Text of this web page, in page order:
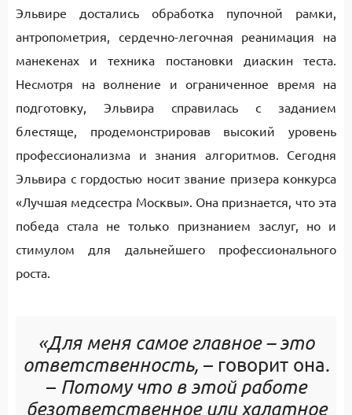
Эльвире достались обработка пупочной рамки,
антропометрия, сердечно-легочная реанимация на
манекенах и техника постановки диаскин теста.
Несмотря на волнение и ограниченное время на
подготовку, Эльвира справилась с заданием
блестяще, продемонстрировав высокий уровень
профессионализма и знания алгоритмов. Сегодня
Эльвира с гордостью носит звание призера конкурса
«Лучшая медсестра Москвы». Она признается, что эта
победа стала не только признанием заслуг, но и
стимулом для дальнейшего профессионального
роста.
«Для меня самое главное – это
ответственность, – говорит она.
–Потому что в этой работе
безответственное или халатное